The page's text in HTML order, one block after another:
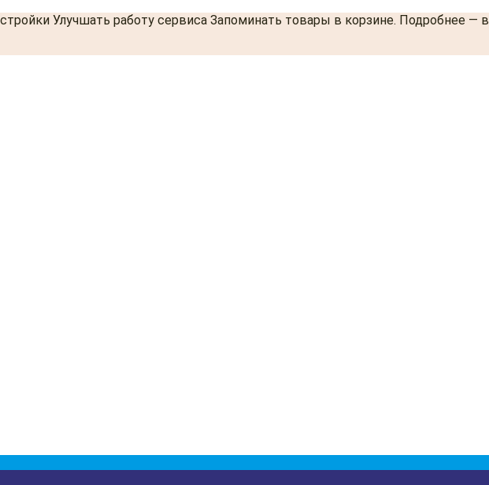
Улучшать работу сервиса Запоминать товары в корзине. Подробнее — в